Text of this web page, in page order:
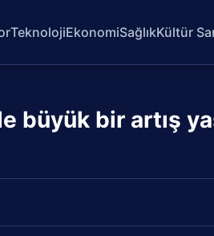
TeknolojiEkonomiSağlıkKültür
büyük bir artış